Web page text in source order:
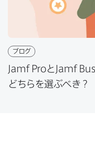
ブログ
Jamf Proと Jamf
どちらを​選ぶべき？